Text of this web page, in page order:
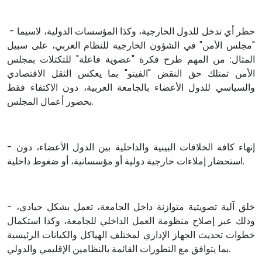
- حظر أي تدخل للدول الخارجية، وكذا المؤسسات الدولية، لاسيما
"مجلس الأمن" في الشؤون الخارجية للنظام العربي، على سبيل
المثال: من المهم طرح فكرة "عضوية فاعلة" للتكتلات بمجلس
الأمن تمتلك حق النقض "الفيتو" بما يعكس الثقل الاقتصادي
والسياسي للدول الأعضاء بالجامعة العربية، دون الاكتفاء فقط
بحضور أعمال المجلس.
- إنهاء كافة الخلافات البينية والداخلية بين الدول الأعضاء، دون
استحضار إملاءات خارجية دولية أو مؤسساتية، أو ضغوط داخلية.
- خلق آلية تصويتية متوازنة داخل الجامعة، تعمل بشكل حيادي،
وذلك عبر إصلاح منظومة العمل الداخلي للجامعة، وكذا استكمال
خطوات تحديث الجهاز الإداري لمختلف الهياكل والكيانات الرئيسية
بما يتوافق مع التطورات القائمة بالنظامين الإقليمي والدولي.